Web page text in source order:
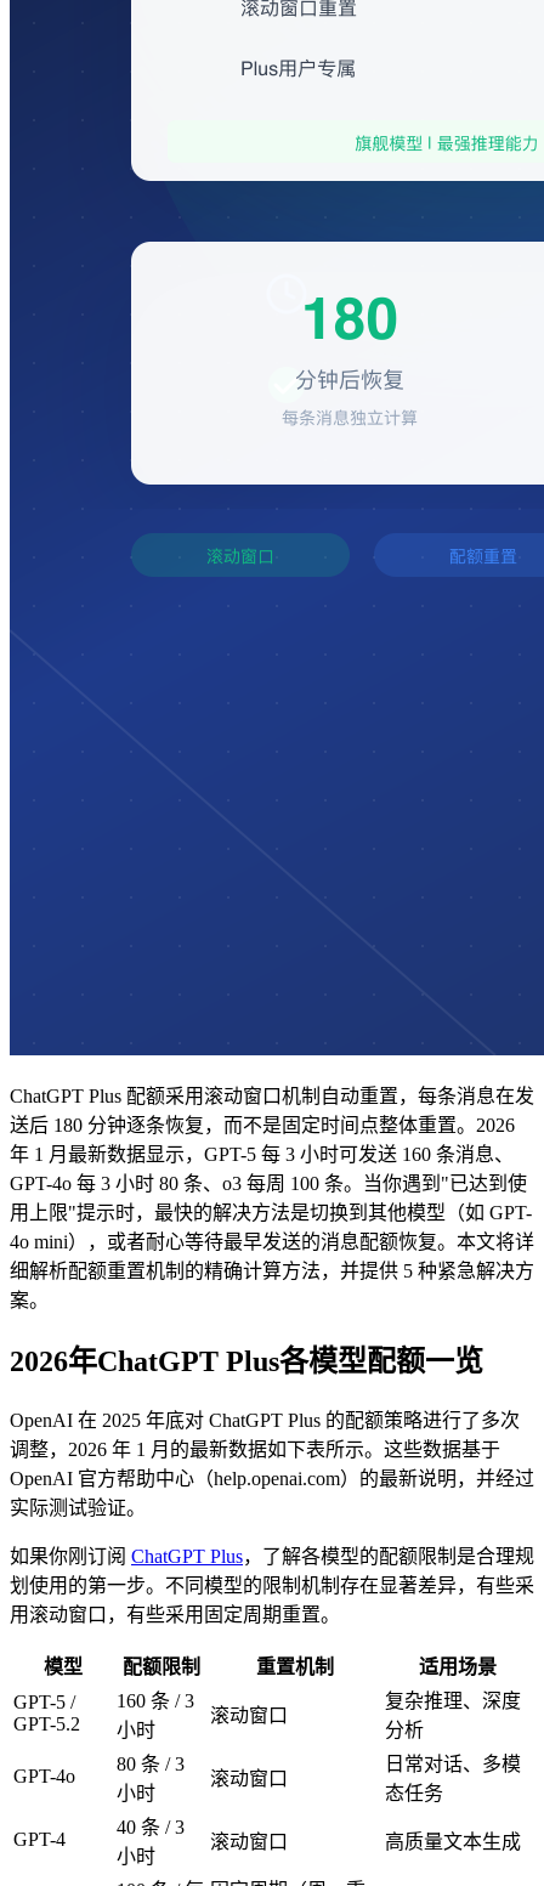
ChatGPT Plus 配额采用滚动窗口机制自动重置，每条消息在发
送后 180 分钟逐条恢复，而不是固定时间点整体重置。2026
年 1 月最新数据显示，GPT-5 每 3 小时可发送 160 条消息、
GPT-4o 每 3 小时 80 条、o3 每周 100 条。当你遇到"已达到使
用上限"提示时，最快的解决方法是切换到其他模型（如 GPT-
4o mini），或者耐心等待最早发送的消息配额恢复。本文将详
细解析配额重置机制的精确计算方法，并提供 5 种紧急解决方
案。
2026年ChatGPT Plus各模型配额一览
OpenAI 在 2025 年底对 ChatGPT Plus 的配额策略进行了多次
调整，2026 年 1 月的最新数据如下表所示。这些数据基于
OpenAI 官方帮助中心（help.openai.com）的最新说明，并经过
实际测试验证。
如果你刚订阅 ChatGPT Plus，了解各模型的配额限制是合理规
划使用的第一步。不同模型的限制机制存在显著差异，有些采
用滚动窗口，有些采用固定周期重置。
模型 配额限制 重置机制
适用场景
GPT-5 /
GPT-5.2
160 条 / 3
小时
滚动窗口
复杂推理、深度
分析
GPT-4o
80 条 / 3
小时
滚动窗口
日常对话、多模
态任务
GPT-4
40 条 / 3
小时
滚动窗口 高质量文本生成